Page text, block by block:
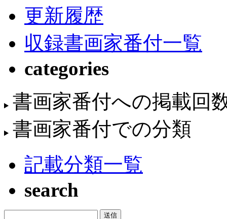
更新履歴
収録書画家番付一覧
categories
書画家番付への掲載回
書画家番付での分類
記載分類一覧
search